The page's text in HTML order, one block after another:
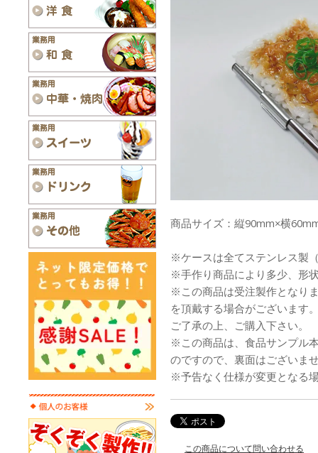
商品サイズ：縦90mm×横
※ケースは全てステンレス製
※手作り商品により多少、形
※この商品は受注製作となり
を頂戴する場合がございます
ご了承の上、ご購入下さい。
※この商品は、食品サンプル
のですので、裏面はございま
※予告なく仕様が変更となる
この商品について問い合わせる